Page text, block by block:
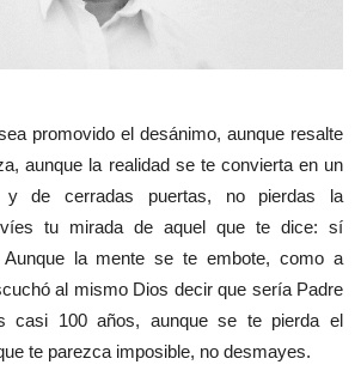
promovido el desánimo, aunque resalte
aunque la realidad se te convierta en un
y de cerradas puertas, no pierdas la
tu mirada de aquel que te dice: sí
la mente se te embote, como a
al mismo Dios decir que sería Padre
casi 100 años, aunque se te pierda el
te parezca imposible, no desmayes.